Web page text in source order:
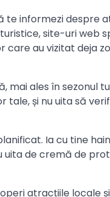
te informezi despre
site-uri web
care au vizitat deja
ales în sezonul
tale, și nu uita să
Ia cu tine
de cremă de
atracțiile locale